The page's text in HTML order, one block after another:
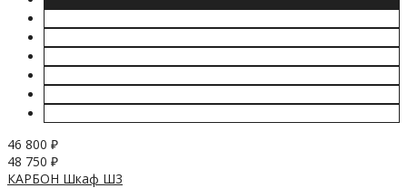
46 800 ₽
48 750 ₽
КАРБОН Шкаф Ш3